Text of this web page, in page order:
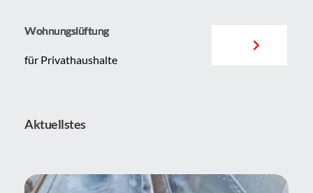
Wohnungslüftung
für Privathaushalte
Aktuellstes